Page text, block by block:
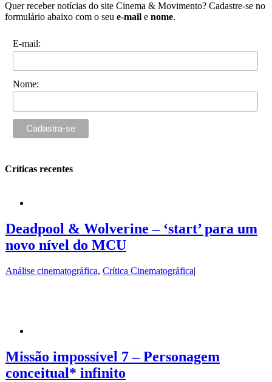
Quer receber notícias do site Cinema & Movimento? Cadastre-se no
formulário abaixo com o seu e-mail e nome.
E-mail:
Nome:
Críticas recentes
Deadpool & Wolverine – ‘start’ para um
novo nível do MCU
Análise cinematográfica, Crítica Cinematográfica|
Missão impossível 7 – Personagem
conceitual* infinito